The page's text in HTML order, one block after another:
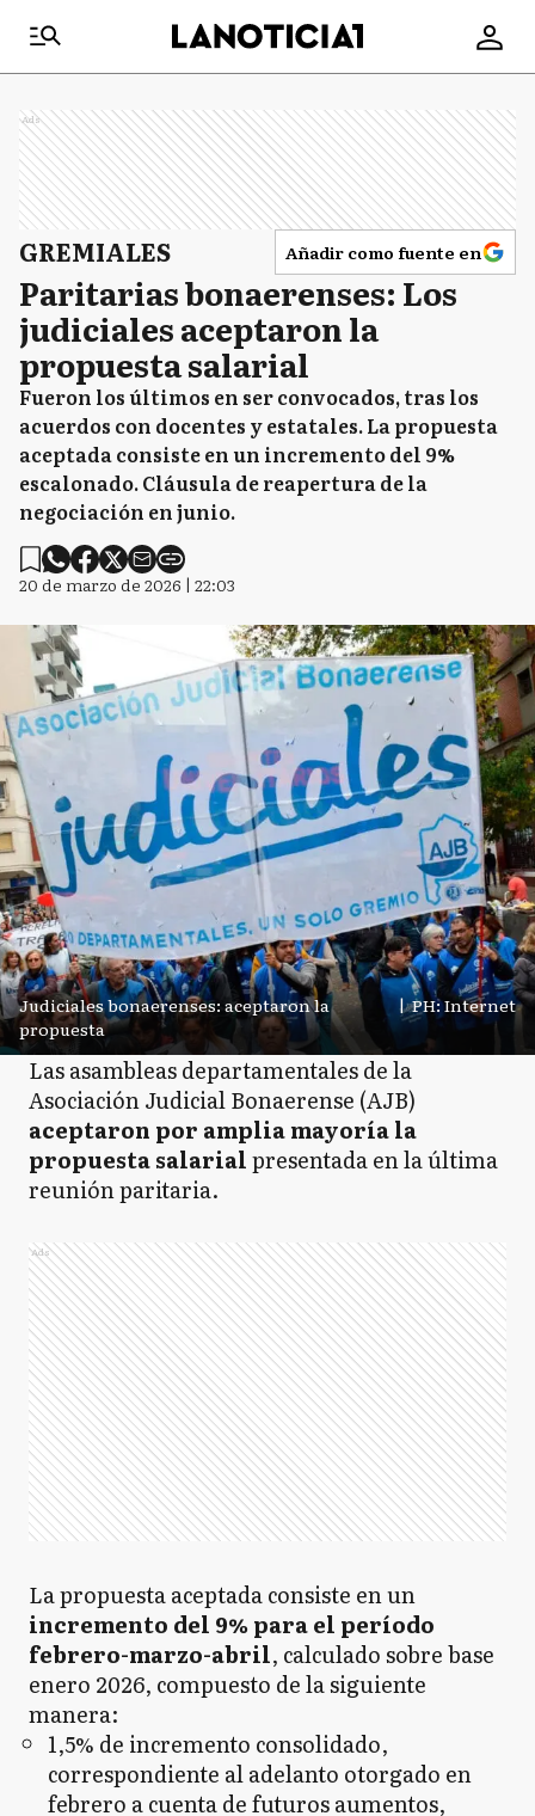
Ads
GREMIALES Añadir como fuente en
Paritarias bonaerenses: Los
judiciales aceptaron la
propuesta salarial
Fueron los últimos en ser convocados, tras los
acuerdos con docentes y estatales. La propuesta
aceptada consiste en un incremento del 9%
escalonado. Cláusula de reapertura de la
negociación en junio.
20 de marzo de 2026 | 22:03
Judiciales bonaerenses: aceptaron la
propuesta
| PH: Internet
Las asambleas departamentales de la
Asociación Judicial Bonaerense (AJB)
aceptaron por amplia mayoría la
propuesta salarialpresentada en la última
reunión paritaria.
Ads
La propuesta aceptada consiste en un
incremento del 9% para el período
febrero-marzo-abril, calculado sobre base
enero 2026, compuesto de la siguiente
manera:
1,5% de incremento consolidado,
correspondiente al adelanto otorgado en
febrero a cuenta de futuros aumentos,